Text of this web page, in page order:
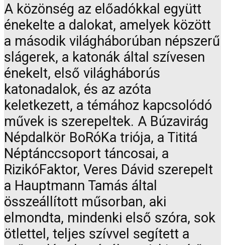
A közönség az előadókkal együtt
énekelte a dalokat, amelyek között
a második világháborúban népszerű
slágerek, a katonák által szívesen
énekelt, első világháborús
katonadalok, és az azóta
keletkezett, a témához kapcsolódó
művek is szerepeltek. A Búzavirág
Népdalkör BoRóKa triója, a Tititá
Néptánccsoport táncosai, a
RizikóFaktor, Veres Dávid szerepelt
a Hauptmann Tamás által
összeállított műsorban, aki
elmondta, mindenki első szóra, sok
ötlettel, teljes szívvel segített a